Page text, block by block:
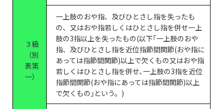
３級
（別
表第
一）
一上肢のおや指、及びひとさし指を失ったも
の、又はおや指若しくはひとさし指を併せ一上
肢の3指以上を失ったもの(以下｢一上肢のおや
指、及びひとさし指を近位指節間関節(おや指に
あっては指節間関節)以上で欠くもの又はおや指
若しくはひとさし指を併せ､一上肢の3指を近位
指節間関節(おや指にあっては指節間関節)以上
で欠くもの｣という。)